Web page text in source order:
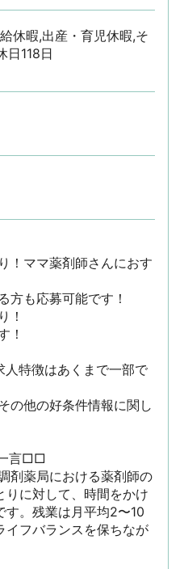
休暇,出産・育児休暇,そ
日118日
！ママ薬剤師さんにおす
方も応募可能です！
！
！
人特徴はあくまで一部で
の他の好条件情報に関し
言□□
剤薬局における薬剤師の
りに対して、時間をかけ
す。残業は月平均2〜10
イフバランスを保ちなが